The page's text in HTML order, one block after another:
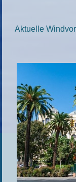
Aktuelle